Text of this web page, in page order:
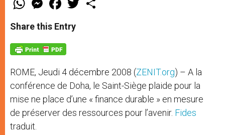
t
s
p
p
e
s
e
g
e
a
e
b
o
k
w
Share this Entry
ROME, Jeudi 4 décembre 2008 (ZENIT.org) – A la
conférence de Doha, le Saint-Siège plaide pour la
mise ne place d’une « finance durable » en mesure
de préserver des ressources pour l’avenir. Fides
traduit.